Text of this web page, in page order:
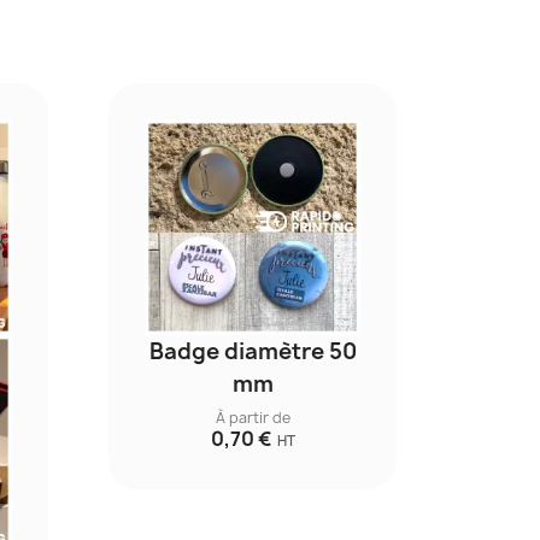
Badge diamètre 50
mm
À partir de
0,70 € HT